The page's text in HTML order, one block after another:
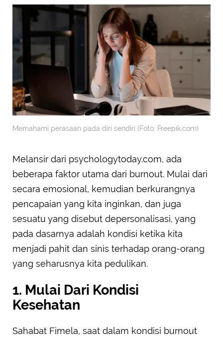
Memahami perasaan pada diri sendiri (Foto: Freepik.com)
Melansir dari psychologytoday.com, ada
beberapa faktor utama dari burnout. Mulai dari
secara emosional, kemudian berkurangnya
pencapaian yang kita inginkan, dan juga
sesuatu yang disebut depersonalisasi, yang
pada dasarnya adalah kondisi ketika kita
menjadi pahit dan sinis terhadap orang-orang
yang seharusnya kita pedulikan.
1. Mulai Dari Kondisi
Kesehatan
Sahabat Fimela, saat dalam kondisi burnout